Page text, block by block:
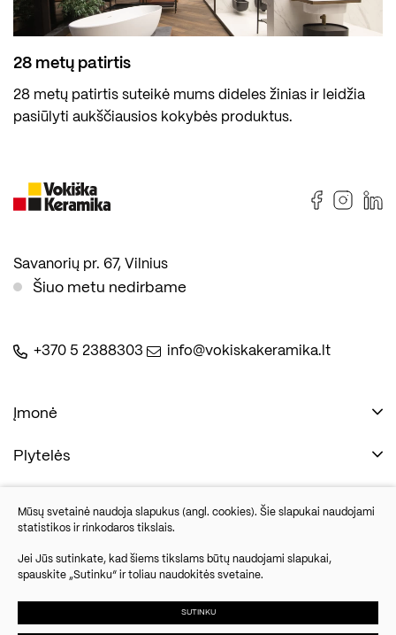
28 metų patirtis
28 metų patirtis suteikė mums dideles žinias ir leidžia
pasiūlyti aukščiausios kokybės produktus.
Savanorių pr. 67, Vilnius
Šiuo metu nedirbame
+370 5 2388303 info@vokiskakeramika.lt
Įmonė
Plytelės
Naudinga
Kontaktai
Savanorių pr. 67, Vilnius
Šiuo metu nedirbame
Mūsų svetainė naudoja slapukus (angl. cookies). Šie slapukai naudojami
statistikos ir rinkodaros tikslais.
Jei Jūs sutinkate, kad šiems tikslams būtų naudojami slapukai,
spauskite „Sutinku“ ir toliau naudokitės svetaine.
SUTINKU